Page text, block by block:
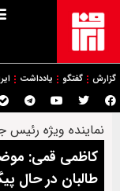
گزارش گفتگو یادداشت
نماینده ویژه رئیس
کاظمی قمی:
طالبان در حال